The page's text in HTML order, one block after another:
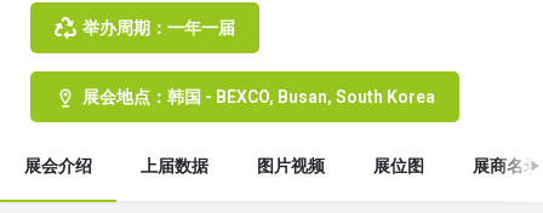
举办周期：一年一届
展会地点：韩国 - BEXCO, Busan, South Korea
展会介绍 上届数据 图片视频 展位图 展商名录